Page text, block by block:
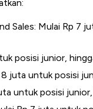
Sales: Mulai Rp 7
posisi junior,
8 juta untuk posisi
untuk posisi